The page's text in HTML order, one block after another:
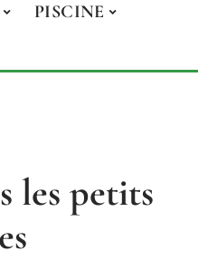
PISCINE
les petits